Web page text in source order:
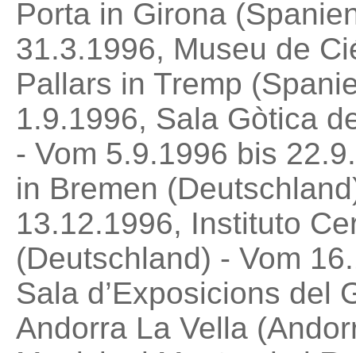
Porta in Girona
31.3.1996, Museu de
Pallars in Tremp
1.9.1996, Sala Gòtica
- Vom 5.9.1996 bis
in Bremen
13.12.1996, Instituto
(Deutschland) - Vom
Sala d’Exposicions del
Andorra La Vella